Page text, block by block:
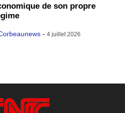
de son propre
- 4 juillet 2026